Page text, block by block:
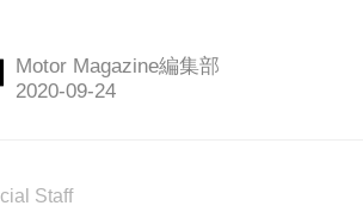
ンスや官能性能を持っていた。
Magazine誌は2007年10月号の
ライトを当て、335iカブリオレ、
Motor Magazine編集部
Staff